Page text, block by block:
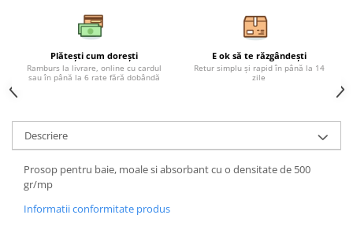
Plătești cum dorești
Ramburs la livrare, online cu cardul
sau în până la 6 rate fără dobândă
E ok să te răzgândești
Retur simplu și rapid în până la 14
zile
Descriere
Prosop pentru baie, moale si absorbant cu o densitate de 500
gr/mp
Informatii conformitate produs